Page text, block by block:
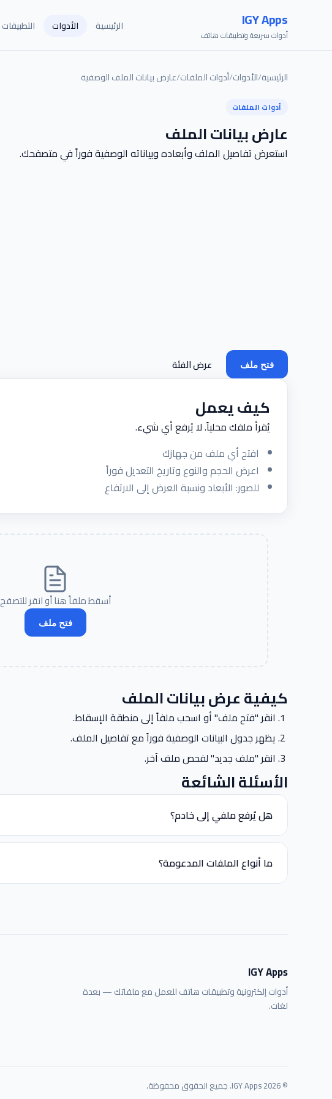
IGY Apps
أدوات سريعة وتطبيقات هاتف
الرئيسية الأدوات التطبيقات
الرئيسية/الأدوات/أدوات الملفات/عارض بيانات الملف الوصفية
أدوات الملفات
عارض بيانات الملف
استعرض تفاصيل الملف وأبعاده وبياناته الوصفية فوراً في متصفحك.
فتح ملف عرض الفئة
كيف يعمل
يُقرأ ملفك محلياً. لا يُرفع أي شيء.
افتح أي ملف من جهازك
اعرض الحجم والنوع وتاريخ التعديل فوراً
للصور: الأبعاد ونسبة العرض إلى الارتفاع
أسقط ملفاً هنا أو انقر للتصفح
فتح ملف
كيفية عرض بيانات الملف
انقر "فتح ملف" أو اسحب ملفاً إلى منطقة الإسقاط.
يظهر جدول البيانات الوصفية فوراً مع تفاصيل الملف.
انقر "ملف جديد" لفحص ملف آخر.
الأسئلة الشائعة
هل يُرفع ملفي إلى خادم؟
ما أنواع الملفات المدعومة؟
IGY Apps
أدوات إلكترونية وتطبيقات هاتف للعمل مع ملفاتك — بعدة
لغات.
© 2026 IGY Apps. جميع الحقوق محفوظة.